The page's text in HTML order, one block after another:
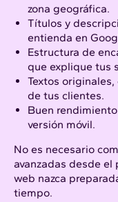
zona geográfica.
Títulos y
entienda en
Estructura de
que explique tus
Textos
de tus clientes.
Buen
versión móvil.
No es necesario
avanzadas desde
web nazca
tiempo.